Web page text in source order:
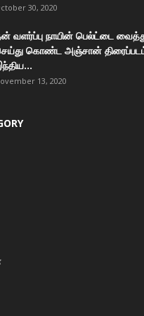
30, 2020
வளர்ப்பு நாயின் பெல்ட்டை
கொண்ட அஞ்சான் திரைப்படம்
13, 2020